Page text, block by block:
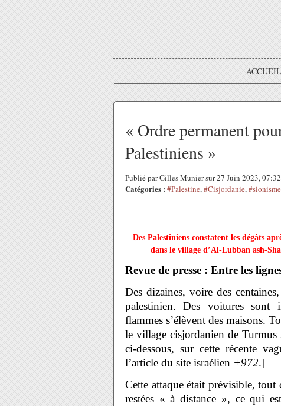
ACCUEIL
« Ordre permanent
Palestiniens »
Publié par Gilles Munier sur 27 Juin 2023,
Catégories : #Palestine,#Cisjordanie,#sionisme
Des Palestiniens constatent les dégâts
dans le village d’Al-Lubban ash-
Revue de presse : Entre les
Des dizaines, voire des
palestinien. Des voitures sont
flammes s’élèvent des maisons.
le village cisjordanien de
ci-dessous, sur cette récente
l’article du site israélien +972.]
Cette attaque était prévisible,
restées « à distance », ce qui